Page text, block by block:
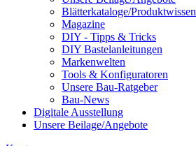
Blätterkataloge/Produktwissen
Magazine
DIY - Tipps & Tricks
DIY Bastelanleitungen
Markenwelten
Tools & Konfiguratoren
Unsere Bau-Ratgeber
Bau-News
Digitale Ausstellung
Unsere Beilage/Angebote